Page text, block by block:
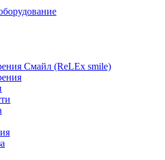
Смайл (ReLEx smile)